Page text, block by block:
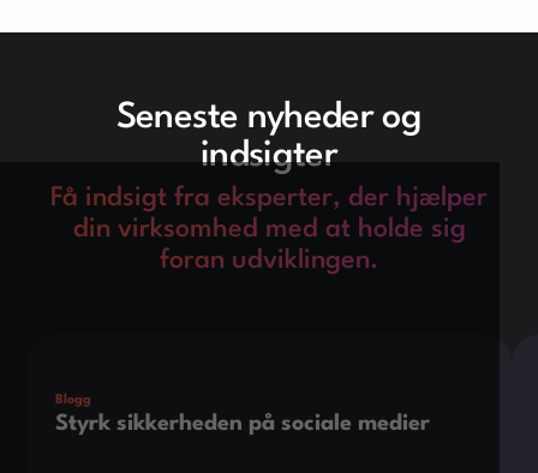
Seneste nyheder og
indsigter
Få indsigt fra eksperter, der hjælper
din virksomhed med at holde sig
foran udviklingen.
Blogg
Styrk sikkerheden på sociale medier